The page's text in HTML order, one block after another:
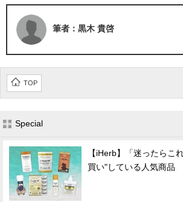
筆者：黒木 貴啓
TOP
Special
【iHerb】「迷ったらこ
買い"している人気商品